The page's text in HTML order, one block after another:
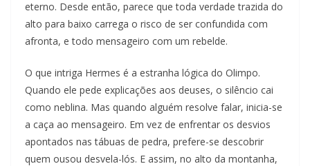
eterno. Desde então, parece que toda verdade trazida do
alto para baixo carrega o risco de ser confundida com
afronta, e todo mensageiro com um rebelde.
O que intriga Hermes é a estranha lógica do Olimpo.
Quando ele pede explicações aos deuses, o silêncio cai
como neblina. Mas quando alguém resolve falar, inicia-se
a caça ao mensageiro. Em vez de enfrentar os desvios
apontados nas tábuas de pedra, prefere-se descobrir
quem ousou desvela-lós. E assim, no alto da montanha,